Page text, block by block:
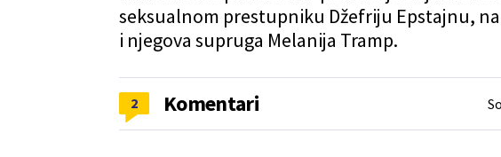
seksualnom prestupniku Džefriju Epstajnu,
i njegova supruga Melanija Tramp.
2 Komentari